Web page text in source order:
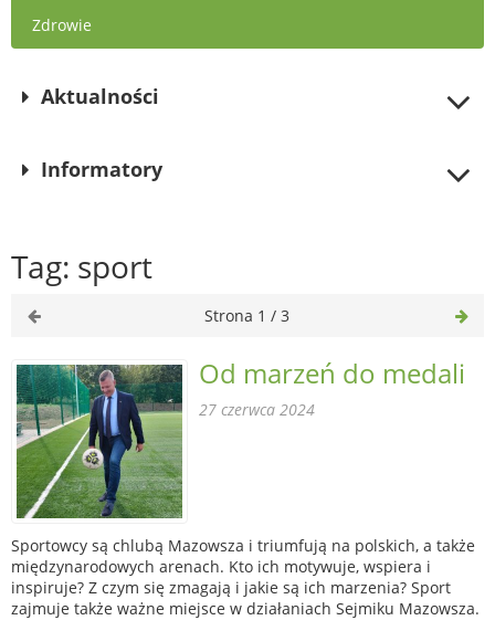
Zdrowie
Aktualności
Informatory
Tag: sport
Strona 1 / 3
Od marzeń do medali
27 czerwca 2024
Sportowcy są chlubą Mazowsza i triumfują na polskich, a także
międzynarodowych arenach. Kto ich motywuje, wspiera i
inspiruje? Z czym się zmagają i jakie są ich marzenia? Sport
zajmuje także ważne miejsce w działaniach Sejmiku Mazowsza.